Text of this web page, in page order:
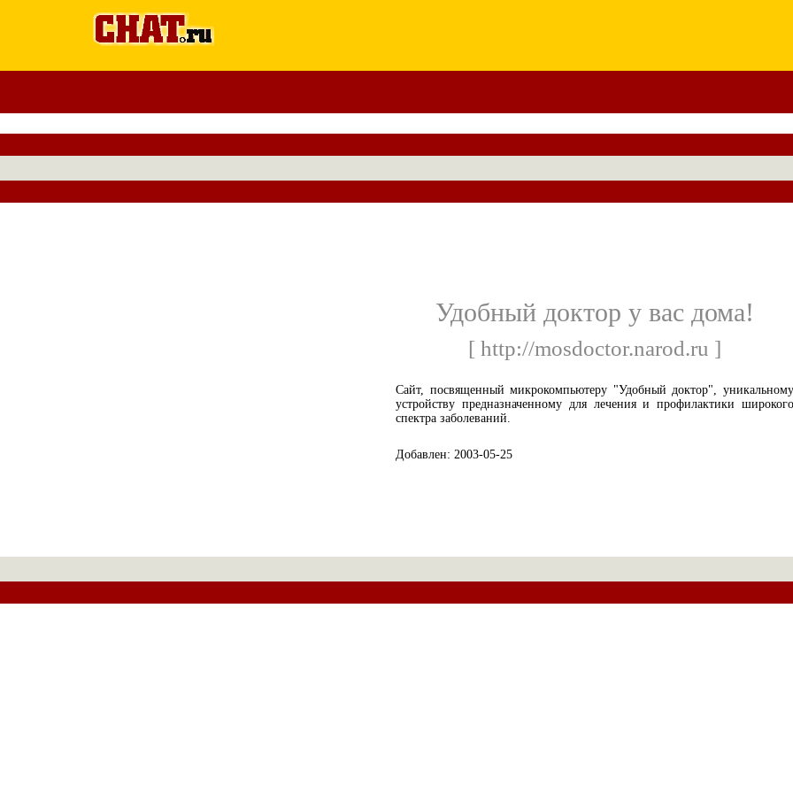
Удобный доктор у вас дома!
[ http://mosdoctor.narod.ru ]
Сайт, посвященный микрокомпьютеру "Удобный доктор", уникальному
устройству предназначенному для лечения и профилактики широкого
спектра заболеваний.
Добавлен: 2003-05-25